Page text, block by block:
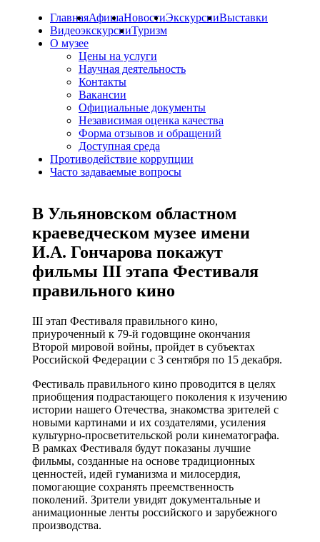
ГлавнаяАфишаНовостиЭкскурсииВыставки
ВидеоэкскурсииТуризм
О музее
Цены на услуги
Научная деятельность
Контакты
Вакансии
Официальные документы
Независимая оценка качества
Форма отзывов и обращений
Доступная среда
Противодействие коррупции
Часто задаваемые вопросы
В Ульяновском областном
краеведческом музее имени
И.А. Гончарова покажут
фильмы III этапа Фестиваля
правильного кино
III этап Фестиваля правильного кино,
приуроченный к 79-й годовщине окончания
Второй мировой войны, пройдет в субъектах
Российской Федерации с 3 сентября по 15 декабря.
Фестиваль правильного кино проводится в целях
приобщения подрастающего поколения к изучению
истории нашего Отечества, знакомства зрителей с
новыми картинами и их создателями, усиления
культурно-просветительской роли кинематографа.
В рамках Фестиваля будут показаны лучшие
фильмы, созданные на основе традиционных
ценностей, идей гуманизма и милосердия,
помогающие сохранять преемственность
поколений. Зрители увидят документальные и
анимационные ленты российского и зарубежного
производства.